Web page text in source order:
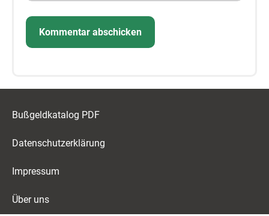
Bußgeldkatalog PDF
Datenschutzerklärung
Impressum
Über uns